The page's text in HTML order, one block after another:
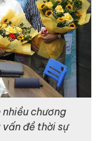
đổi khí hậu góp
phát triển
BBT MT&CS
...
kiện